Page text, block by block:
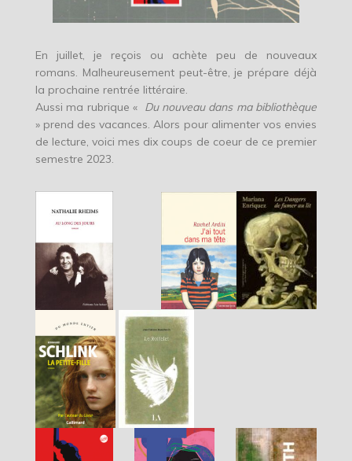
En juillet, je reçois ou achète peu de nouveaux
romans. Malheureusement peut-être, je prépare déjà
la prochaine rentrée littéraire.
Aussi ma rubrique « Du nouveau dans ma bibliothèque
» prend des vacances. Alors pour alimenter vos envies
de lecture, voici mes dix coups de coeur de ce premier
semestre 2023.